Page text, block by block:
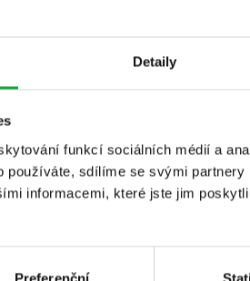
Detaily
funkcí sociálních médií a
používáte, sdílíme se svými
informacemi, které jste jim